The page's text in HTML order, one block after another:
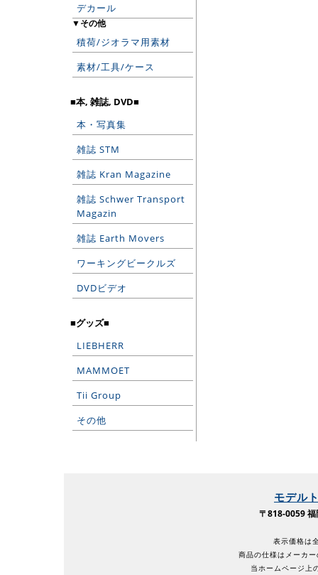
デカール
▼その他
積荷/ジオラマ用素材
素材/工具/ケース
■本, 雑誌, DVD■
本・写真集
雑誌 STM
雑誌 Kran Magazine
雑誌 Schwer Transport
Magazin
雑誌 Earth Movers
ワーキングビークルズ
DVDビデオ
■グッズ■
LIEBHERR
MAMMOET
Tii Group
その他
モデル
〒818-0059
表示価格は
商品の仕様はメーカ
当ホームページ上